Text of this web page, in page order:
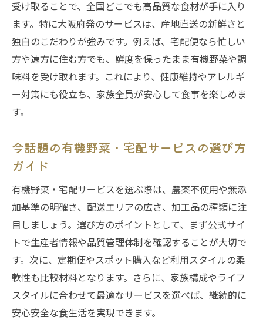
受け取ることで、全国どこでも高品質な食材が手に入り
ます。特に大阪府発のサービスは、産地直送の新鮮さと
独自のこだわりが強みです。例えば、宅配便なら忙しい
方や遠方に住む方でも、鮮度を保ったまま有機野菜や調
味料を受け取れます。これにより、健康維持やアレルギ
ー対策にも役立ち、家族全員が安心して食事を楽しめま
す。
今話題の有機野菜・宅配サービスの選び方
ガイド
有機野菜・宅配サービスを選ぶ際は、農薬不使用や無添
加基準の明確さ、配送エリアの広さ、加工品の種類に注
目しましょう。選び方のポイントとして、まず公式サイ
トで生産者情報や品質管理体制を確認することが大切で
す。次に、定期便やスポット購入など利用スタイルの柔
軟性も比較材料となります。さらに、家族構成やライフ
スタイルに合わせて最適なサービスを選べば、継続的に
安心安全な食生活を実現できます。